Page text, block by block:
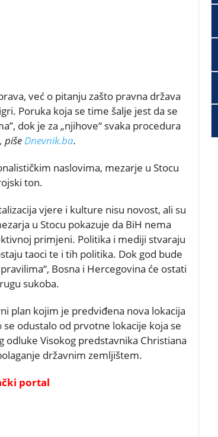
već o pitanju zašto pravna država
Poruka koja se time šalje jest da se
dok je za „njihove“ svaka procedura
, pišeDnevnik.ba.
naslovima, mezarje u Stocu
ton.
vjere i kulture nisu novost, ali su
u Stocu pokazuje da BiH nema
primjeni. Politika i mediji stvaraju
taoci te i tih politika. Dok god bude
Bosna i Hercegovina će ostati
sukoba.
plan kojim je predviđena nova lokacija
odustalo od prvotne lokacije koja se
Visokog predstavnika Christiana
državnim zemljištem.
portal